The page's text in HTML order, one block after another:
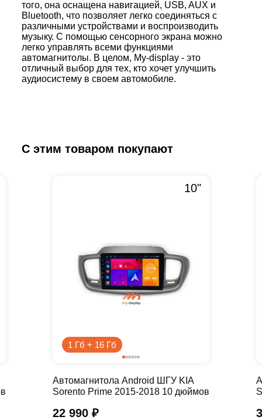
того, она оснащена навигацией, USB, AUX и
Bluetooth, что позволяет легко соединяться с
различными устройствами и воспроизводить
музыку. С помощью сенсорного экрана можно
легко управлять всеми функциями
автомагнитолы. В целом, My-display - это
отличный выбор для тех, кто хочет улучшить
аудиосистему в своем автомобиле.
С этим товаром покупают
1 Гб + 16 Гб
10"
22 990 ₽
Автомагнитола Android ШГУ KIA
Sorento Prime 2015-2018 10 дюймов